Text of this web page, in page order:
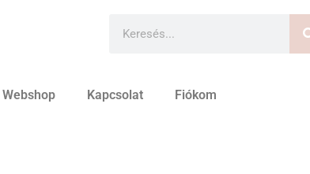
Webshop Kapcsolat Fiókom